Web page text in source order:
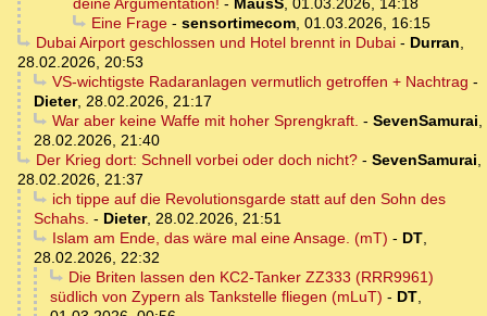
deine Argumentation! - MausS, 01.03.2026, 14:18
Eine Frage- sensortimecom, 01.03.2026, 16:15
Dubai Airport geschlossen und Hotel brennt in Dubai- Durran,
28.02.2026, 20:53
VS-wichtigste Radaranlagen vermutlich getroffen + Nachtrag -
Dieter, 28.02.2026, 21:17
War aber keine Waffe mit hoher Sprengkraft. - SevenSamurai,
28.02.2026, 21:40
Der Krieg dort: Schnell vorbei oder doch nicht?- SevenSamurai,
28.02.2026, 21:37
ich tippe auf die Revolutionsgarde statt auf den Sohn des
Schahs. - Dieter, 28.02.2026, 21:51
Islam am Ende, das wäre mal eine Ansage. (mT) - DT,
28.02.2026, 22:32
Die Briten lassen den KC2-Tanker ZZ333 (RRR9961)
südlich von Zypern als Tankstelle fliegen (mLuT) - DT,